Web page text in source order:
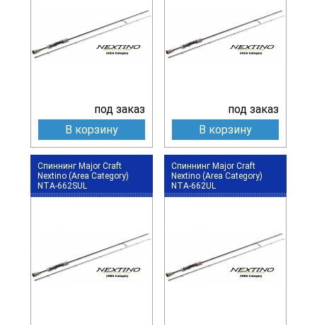
под заказ
В корзину
под заказ
В корзину
Спиннинг Major Craft
Nextino (Area Category)
NTA-662SUL
Спиннинг Major Craft
Nextino (Area Category)
NTA-662UL